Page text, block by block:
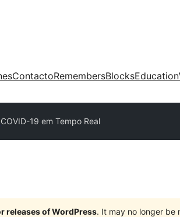
ContactoRemembersBlocksEducation
COVID-19 em Tempo Real
releases of WordPress. It may no longer be